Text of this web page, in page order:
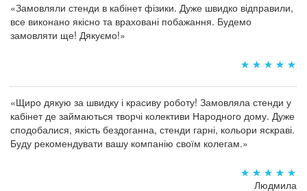
«Замовляли стенди в кабінет фізики. Дуже швидко відправили,
все виконано якісно та враховані побажання. Будемо
замовляти ще! Дякуємо!»
«Щиро дякую за швидку і красиву роботу! Замовляла стенди у
кабінет де займаються творчі колективи Народного дому. Дуже
сподобалися, якість бездоганна, стенди гарні, кольори яскраві.
Буду рекомендувати вашу компанію своїм колегам.»
Людмила